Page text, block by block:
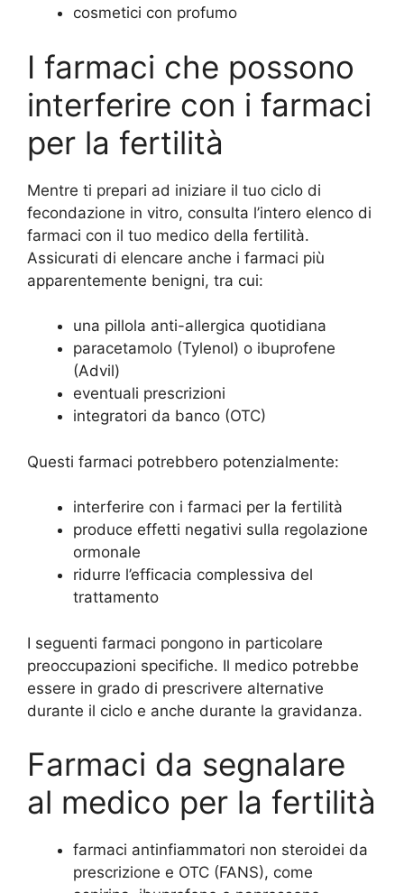
cosmetici con profumo
I farmaci che possono
interferire con i farmaci
per la fertilità
Mentre ti prepari ad iniziare il tuo ciclo di
fecondazione in vitro, consulta l’intero elenco di
farmaci con il tuo medico della fertilità.
Assicurati di elencare anche i farmaci più
apparentemente benigni, tra cui:
una pillola anti-allergica quotidiana
paracetamolo (Tylenol) o ibuprofene
(Advil)
eventuali prescrizioni
integratori da banco (OTC)
Questi farmaci potrebbero potenzialmente:
interferire con i farmaci per la fertilità
produce effetti negativi sulla regolazione
ormonale
ridurre l’efficacia complessiva del
trattamento
I seguenti farmaci pongono in particolare
preoccupazioni specifiche. Il medico potrebbe
essere in grado di prescrivere alternative
durante il ciclo e anche durante la gravidanza.
Farmaci da segnalare
al medico per la fertilità
farmaci antinfiammatori non steroidei da
prescrizione e OTC (FANS), come